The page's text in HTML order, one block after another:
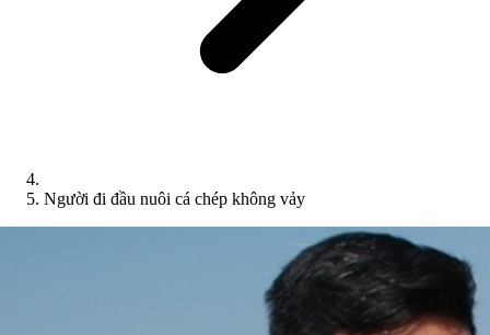
Người đi đầu nuôi cá chép không vảy